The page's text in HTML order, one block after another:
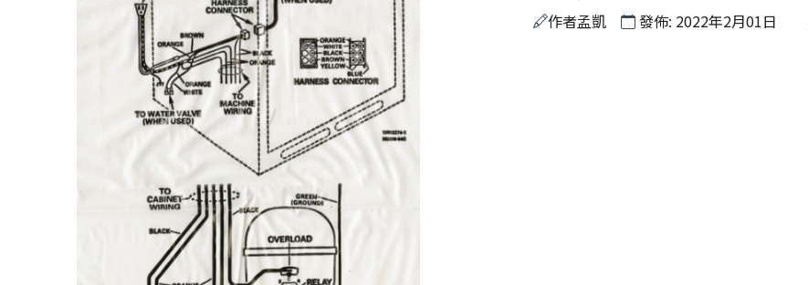
作者孟凱 發佈: 2022年2月01日